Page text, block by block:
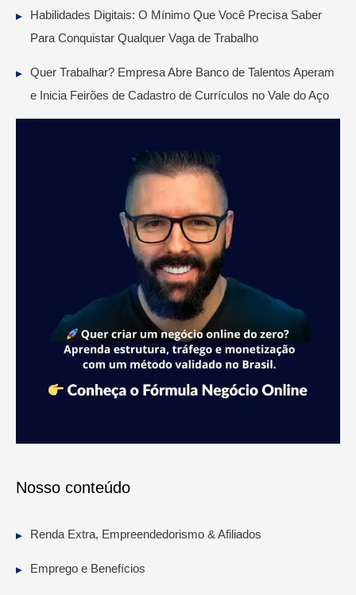
Habilidades Digitais: O Mínimo Que Você Precisa Saber
Para Conquistar Qualquer Vaga de Trabalho
Quer Trabalhar? Empresa Abre Banco de Talentos Aperam
e Inicia Feirões de Cadastro de Currículos no Vale do Aço
Nosso conteúdo
Renda Extra, Empreendedorismo & Afiliados
Emprego e Benefícios